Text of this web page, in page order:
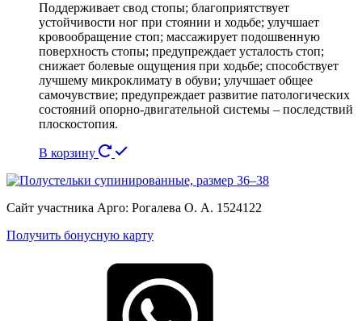
Поддерживает свод стопы; благоприятствует
устойчивости ног при стоянии и ходьбе; улучшает
кровообращение стоп; массажирует подошвенную
поверхность стопы; предупреждает усталость стоп;
снижает болевые ощущения при ходьбе; способствует
лучшему микроклимату в обуви; улучшает общее
самочувствие; предупреждает развитие патологических
состояний опорно-двигательной системы – последствий
плоскостопия.
В корзину
Сайт участника Арго: Рогалева О. А. 1524122
Получить бонусную карту